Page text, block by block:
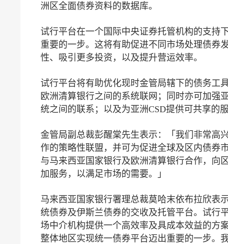
洲区全面债券资料的数据库。
试行平台在一个国际中央证券托管机构的支持
重要的一步。这将有助促进不同市场处理债券
性、吸引更多投资，以及提升营运效率。
试行平台将有助优化现时金管局辖下的债务工
欧洲清算银行之间的系统联网；同时亦可加强
统之间的联系；以及为亚洲CSD提供可共享的服
金管局副总裁彭醒棠先生表示：「我们非常高
作的策略性联盟，并可为促进全球及区内债券
与马来西亚国家银行及欧洲清算银行合作，向
加服务，以满足市场的需要。」
马来西亚国家银行署理总裁莫哈末依布拉欣表
统债券及伊斯兰债券的交收及托管平台。试行
场中介机构提供一个高效率及具成本效益的方
整体地区实现统一债券平台迈出重要的一步。